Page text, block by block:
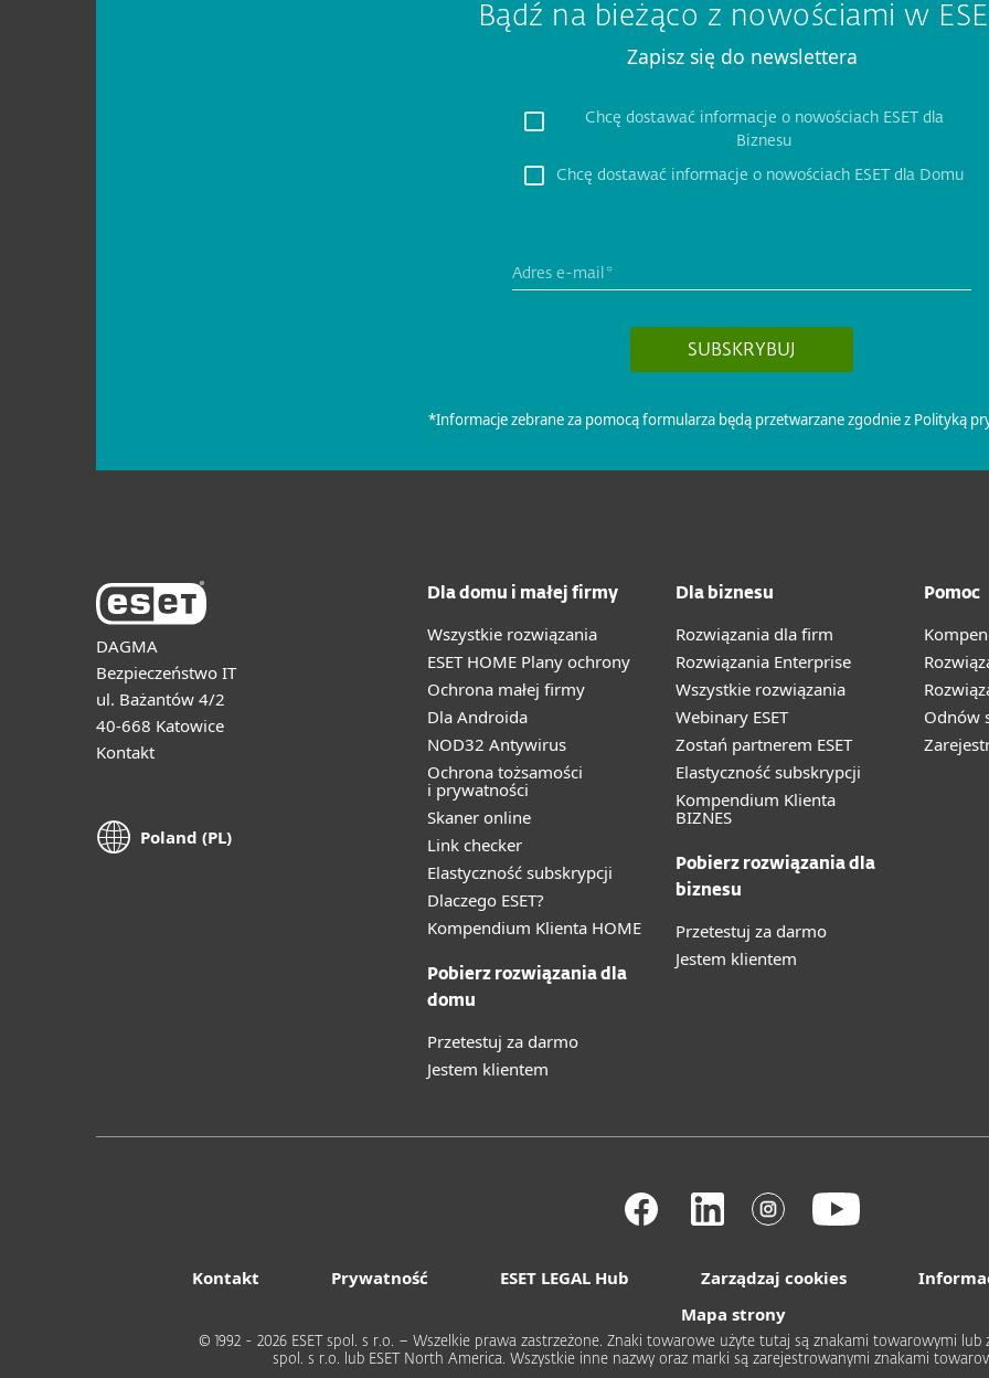
DAGMA
Bezpieczeństwo IT
ul. Bażantów 4/2
40-668 Katowice
Kontakt
Poland (PL)
Dla domu i małej firmy
Wszystkie rozwiązania
ESET HOME Plany ochrony
Ochrona małej firmy
Dla Androida
NOD32 Antywirus
Ochrona tożsamości
i prywatności
Skaner online
Link checker
Elastyczność subskrypcji
Dlaczego ESET?
Kompendium Klienta HOME
Pobierz rozwiązania dla
domu
Przetestuj za darmo
Jestem klientem
Dla biznesu
Rozwiązania dla firm
Rozwiązania Enterprise
Wszystkie rozwiązania
Webinary ESET
Zostań partnerem ESET
Elastyczność subskrypcji
Kompendium Klienta
BIZNES
Pobierz rozwiązania dla
biznesu
Przetestuj za darmo
Jestem klientem
Pomoc
Odnów
Kontakt Prywatność ESET LEGAL Hub Zarządzaj cookies
Mapa strony
© 1992 - 2026 ESET spol. s r.o. – Wszelkie prawa zastrzeżone. Znaki towarowe użyte tutaj są znakami towarowymi
spol. s r.o. lub ESET North America. Wszystkie inne nazwy oraz marki są zarejestrowanymi znakami